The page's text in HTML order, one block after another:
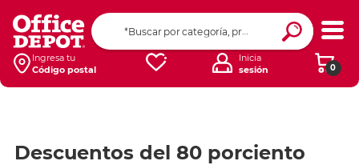
Ingresa tu
Código postal
0
Inicia
sesión
Descuentos del 80 porciento